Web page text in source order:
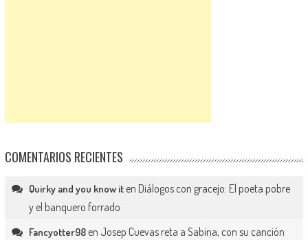
COMENTARIOS RECIENTES
Quirky and you know iten Diálogos con gracejo: El poeta pobre
y el banquero forrado
Fancyotter98en Josep Cuevas reta a Sabina, con su canción